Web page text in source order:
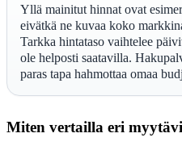
Yllä mainitut hinnat ovat
eivätkä ne kuvaa koko
Tarkka hintataso vaihtelee
ole helposti saatavilla.
paras tapa hahmottaa omaa
Miten vertailla eri